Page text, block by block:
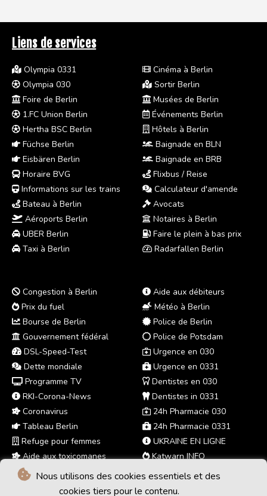
Nous utilisons des cookies essentiels et des
cookies tiers pour le contenu.
Liens de services
Olympia 0331
Olympia 030
Foire de Berlin
1.FC Union Berlin
Hertha BSC Berlin
Füchse Berlin
Eisbären Berlin
Horaire BVG
Informations sur les trains
Bateau à Berlin
Aéroports Berlin
UBER Berlin
Taxi à Berlin
Cinéma à Berlin
Sortir Berlin
Musées de Berlin
Événements Berlin
Hôtels à Berlin
Baignade en BLN
Baignade en BRB
Flixbus / Reise
Calculateur d'amende
Avocats
Notaires à Berlin
Faire le plein à bas prix
Radarfallen Berlin
Congestion à Berlin
Prix du fuel
Bourse de Berlin
Gouvernement fédéral
DSL-Speed-Test
Dette mondiale
Programme TV
RKI-Corona-News
Coronavirus
Tableau Berlin
Refuge pour femmes
Aide aux toxicomanes
Aide aux débiteurs
Météo à Berlin
Police de Berlin
Police de Potsdam
Urgence en 030
Urgence en 0331
Dentistes en 030
Dentistes in 0331
24h Pharmacie 030
24h Pharmacie 0331
UKRAINE EN LIGNE
Katwarn INFO